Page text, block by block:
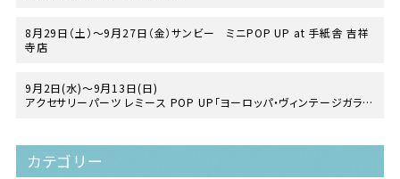
8月29日（土）〜9月27日（金）サンビー ミニPOP UP at 手紙舎 吉祥
寺店
9月2日(水)～9月13日(日)
アクセサリーパーツ レミース POP UP「ヨーロッパ・ヴィンテージガラス
カテゴリー